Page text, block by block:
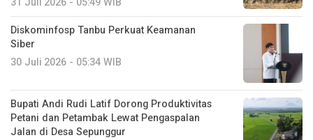
Diskominfosp Tanbu Perkuat Keamanan
Siber
30 Juli 2026 - 05:34 WIB
Bupati Andi Rudi Latif Dorong Produktivitas
Petani dan Petambak Lewat Pengaspalan
Jalan di Desa Sepunggur